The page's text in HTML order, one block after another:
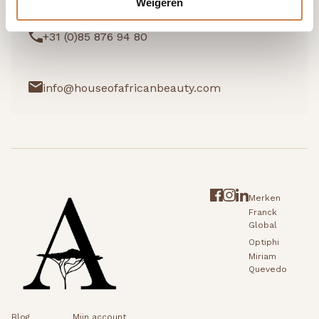
Weigeren
+31 (0)85 876 94 80
info@houseofafricanbeauty.com
Merken
Franck
Global
Optiphi
Miriam
Quevedo
Blog Mijn account